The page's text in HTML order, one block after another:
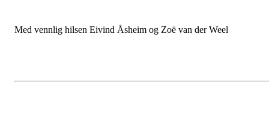
Med vennlig hilsen Eivind Åsheim og Zoë van der Weel